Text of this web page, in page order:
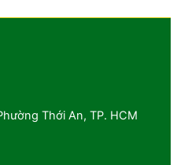
Thới An, TP. HCM